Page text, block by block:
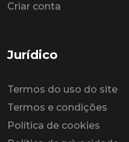
Criar conta
Jurídico
Termos do uso do site
Termos e condições
Política de cookies